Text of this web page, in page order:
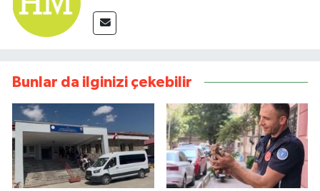
Bunlar da ilginizi çekebilir